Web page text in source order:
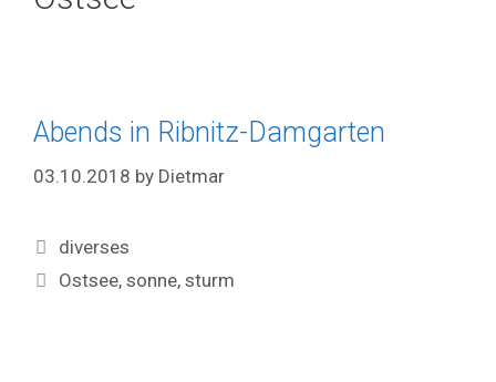
Abends in Ribnitz-Damgarten
03.10.2018 by Dietmar
Categories
diverses
Tags
Ostsee,sonne,sturm